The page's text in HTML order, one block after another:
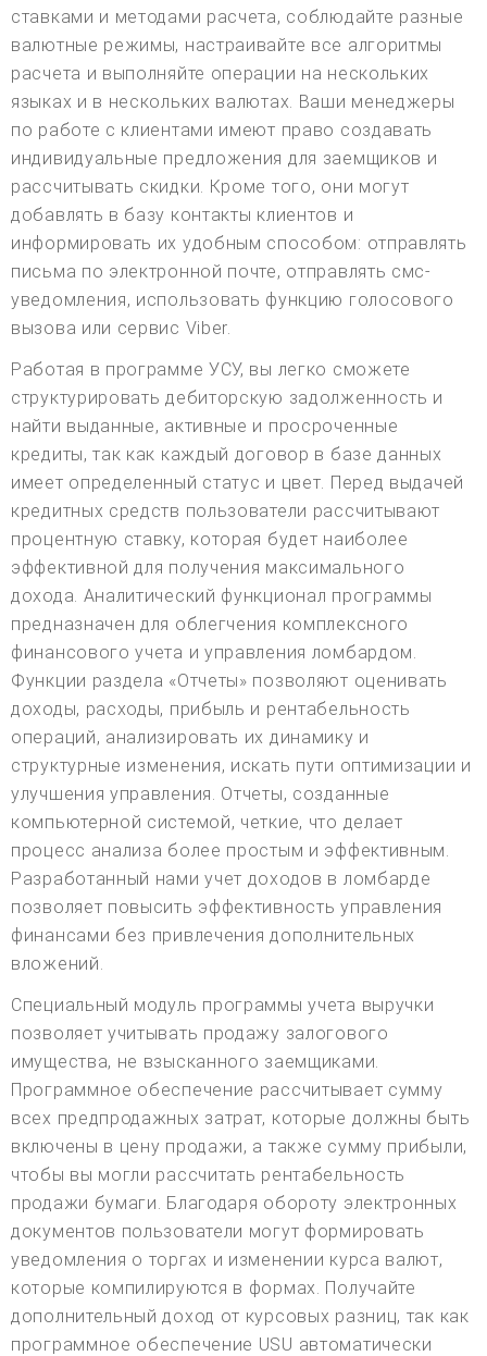
ставками и методами расчета, соблюдайте разные
валютные режимы, настраивайте все алгоритмы
расчета и выполняйте операции на нескольких
языках и в нескольких валютах. Ваши менеджеры
по работе с клиентами имеют право создавать
индивидуальные предложения для заемщиков и
рассчитывать скидки. Кроме того, они могут
добавлять в базу контакты клиентов и
информировать их удобным способом: отправлять
письма по электронной почте, отправлять смс-
уведомления, использовать функцию голосового
вызова или сервис Viber.
Работая в программе УСУ, вы легко сможете
структурировать дебиторскую задолженность и
найти выданные, активные и просроченные
кредиты, так как каждый договор в базе данных
имеет определенный статус и цвет. Перед выдачей
кредитных средств пользователи рассчитывают
процентную ставку, которая будет наиболее
эффективной для получения максимального
дохода. Аналитический функционал программы
предназначен для облегчения комплексного
финансового учета и управления ломбардом.
Функции раздела «Отчеты» позволяют оценивать
доходы, расходы, прибыль и рентабельность
операций, анализировать их динамику и
структурные изменения, искать пути оптимизации и
улучшения управления. Отчеты, созданные
компьютерной системой, четкие, что делает
процесс анализа более простым и эффективным.
Разработанный нами учет доходов в ломбарде
позволяет повысить эффективность управления
финансами без привлечения дополнительных
вложений.
Специальный модуль программы учета выручки
позволяет учитывать продажу залогового
имущества, не взысканного заемщиками.
Программное обеспечение рассчитывает сумму
всех предпродажных затрат, которые должны быть
включены в цену продажи, а также сумму прибыли,
чтобы вы могли рассчитать рентабельность
продажи бумаги. Благодаря обороту электронных
документов пользователи могут формировать
уведомления о торгах и изменении курса валют,
которые компилируются в формах. Получайте
дополнительный доход от курсовых разниц, так как
программное обеспечение USU автоматически